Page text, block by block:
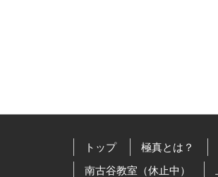
トップ 極真とは？
南古谷教室（休止中）